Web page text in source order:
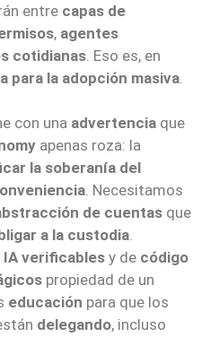
entre capas de
, agentes
cotidianas . Eso es, en
para la adopción masiva
con una advertencia que
apenas roza: la
la soberanía del
. Necesitamos
de cuentas que
a la custodia.
IA verificables y de código
propiedad de un
educación para que los
delegando, incluso